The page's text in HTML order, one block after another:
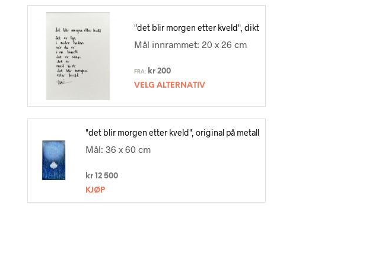
"det blir morgen etter kveld", dikt
Mål innrammet: 20 x 26 cm
FRA: kr 200
VELG ALTERNATIV
"det blir morgen etter kveld", original på metall
Mål: 36 x 60 cm
kr 12 500
KJØP